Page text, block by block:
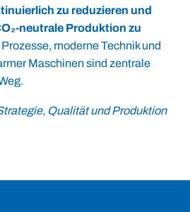
zu reduzieren und
neutrale Produktion zu
moderne Technik und
Maschinen sind zentrale
Qualität und Produktion